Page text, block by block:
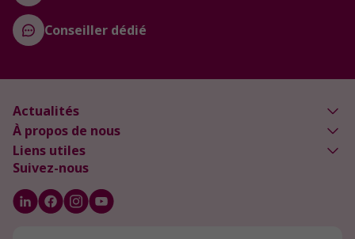
Conseiller dédié
Actualités
À propos de nous
Liens utiles
Suivez-nous